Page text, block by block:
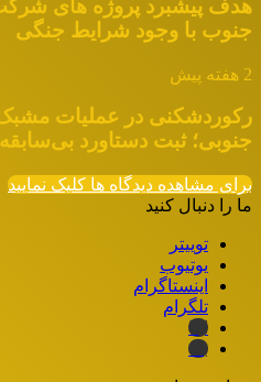
هدف پیشبرد پروژه های
جنوب با وجود شرایط جنگی
2 هفته پیش
جنوبی؛ ثبت دستاورد
برای مشاهده دیدگاه ها کلیک نمایید
ما را دنبال کنید
توییتر
یوتیوب
اینستاگرام
تلگرام
ایتا
بله